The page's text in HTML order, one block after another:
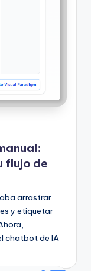
flujo de
arrastrar
y etiquetar
chatbot de IA